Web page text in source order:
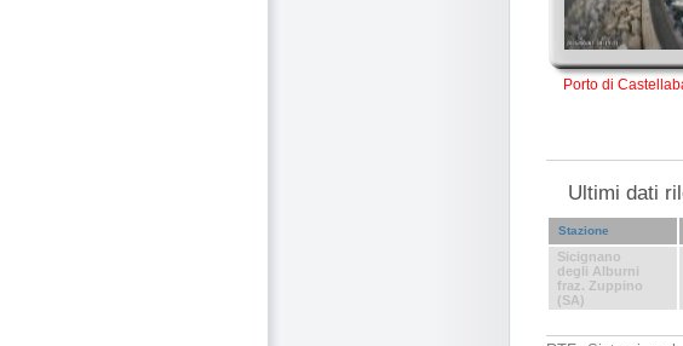
Porto di
Ultimi dati
Stazione
Sicignano
degli Alburni
fraz. Zuppino
(SA)